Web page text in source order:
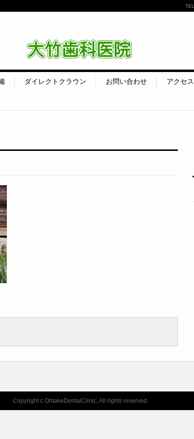
TEL.
ダイレクトクラウン お問い合わせ アクセス
Copyright c OhtakeDentalClinic, All rights reserved.